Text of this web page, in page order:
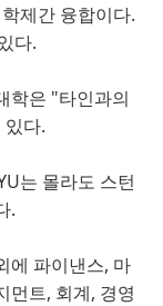
제간 융합이다.
다.
학은 "타인과의
다.
는 몰라도 스턴
.
에 파이낸스, 마
먼트, 회계, 경영